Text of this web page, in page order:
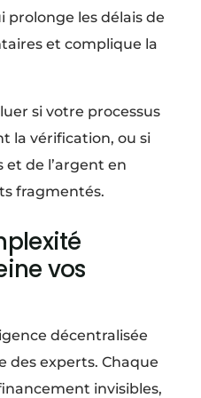
prolonge les délais de
et complique la
si votre processus
la vérification, ou si
et de l’argent en
fragmentés.
vos
décentralisée
des experts. Chaque
invisibles,